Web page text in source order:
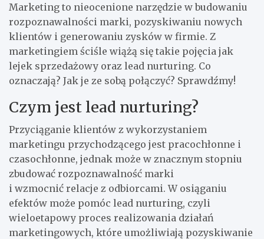
Marketing to nieocenione narzędzie w budowaniu
rozpoznawalności marki, pozyskiwaniu nowych
klientów i generowaniu zysków w firmie. Z
marketingiem ściśle wiążą się takie pojęcia jak
lejek sprzedażowy oraz lead nurturing. Co
oznaczają? Jak je ze sobą połączyć? Sprawdźmy!
Czym jest lead nurturing?
Przyciąganie klientów z wykorzystaniem
marketingu przychodzącego jest pracochłonne i
czasochłonne, jednak może w znacznym stopniu
zbudować rozpoznawalność marki
i wzmocnić relacje z odbiorcami. W osiąganiu
efektów może pomóc lead nurturing, czyli
wieloetapowy proces realizowania działań
marketingowych, które umożliwiają pozyskiwanie